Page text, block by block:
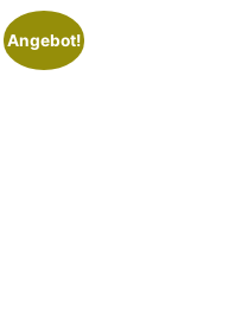
Angebot!